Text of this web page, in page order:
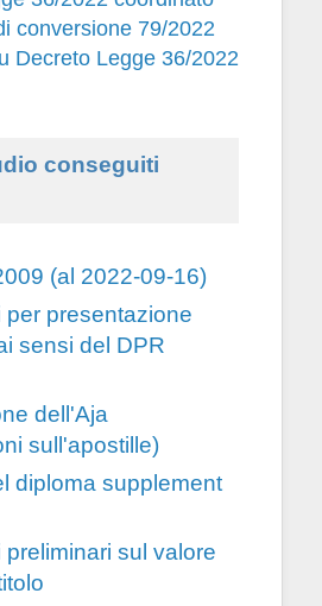
conversione 79/2022
Decreto Legge 36/2022
conseguiti
(al 2022-09-16)
per presentazione
sensi del DPR
dell'Aja
sull'apostille)
diploma supplement
preliminari sul valore